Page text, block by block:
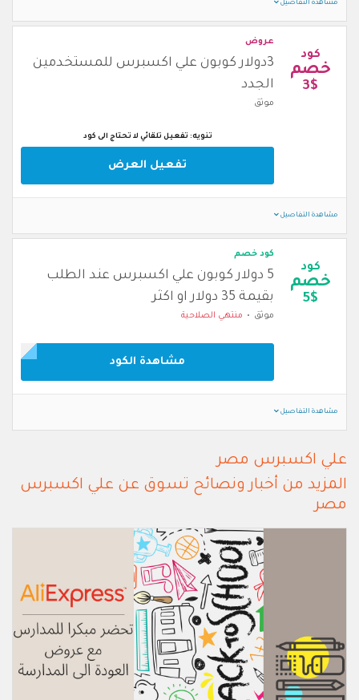
مشاهدة التفاصيل
كود
خصم
3$
عروض
3دولار كوبون علي اكسبرس للمستخدمين
الجدد
موثق
تنويه: تفعيل تلقائي لا تحتاج الى كود
تفعيل العرض
مشاهدة التفاصيل
كود
خصم
5$
كود خصم
5 دولار كوبون علي اكسبرس عند الطلب
بقيمة 35 دولار او اكثر
موثق منتهي الصلاحية
مشاهدة الكود
مشاهدة التفاصيل
علي اكسبرس مصر
المزيد من أخبار ونصائح تسوق عن علي اكسبرس
مصر